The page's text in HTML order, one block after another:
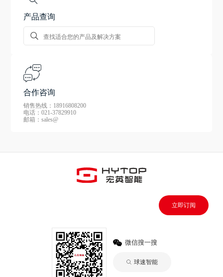
产品查询
合作咨询
销售热线：18916808200
电话：021-37829910
邮箱：sales@
立即订阅
微信搜一搜
球速智能